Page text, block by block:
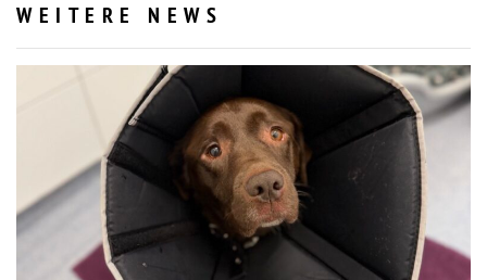
WEITERE NEWS